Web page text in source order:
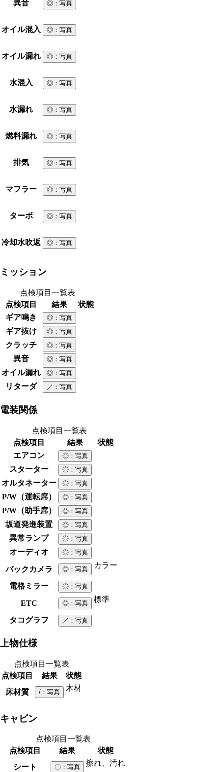
異音 ◎ ：写真
オイル混入 ◎ ：写真
オイル漏れ ◎ ：写真
水混入 ◎ ：写真
水漏れ ◎ ：写真
燃料漏れ ◎ ：写真
排気 ◎ ：写真
マフラー ◎ ：写真
ターボ ◎ ：写真
冷却水吹返 ◎ ：写真
ミッション
点検項目一覧表
点検項目
結果
状態
ギア鳴き
◎ ：写真
ギア抜け ◎ ：写真
クラッチ ◎ ：写真
異音 ◎ ：写真
オイル漏れ ◎ ：写真
リターダ ／ ：写真
電装関係
点検項目一覧表
点検項目
結果
状態
エアコン
◎ ：写真
スターター ◎ ：写真
オルタネーター ◎ ：写真
P/W（運転席） ◎ ：写真
P/W（助手席） ◎ ：写真
坂道発進装置 ◎ ：写真
異常ランプ ◎ ：写真
オーディオ ◎ ：写真
バックカメラ ◎ ：写真 カラー
電格ミラー ◎ ：写真
ETC ◎ ：写真 標準
タコグラフ ／ ：写真
上物仕様
点検項目一覧表
点検項目
結果
状態
床材質
/ ：写真 木材
キャビン
点検項目一覧表
点検項目
結果
状態
シート
〇 ：写真 擦れ、汚れ